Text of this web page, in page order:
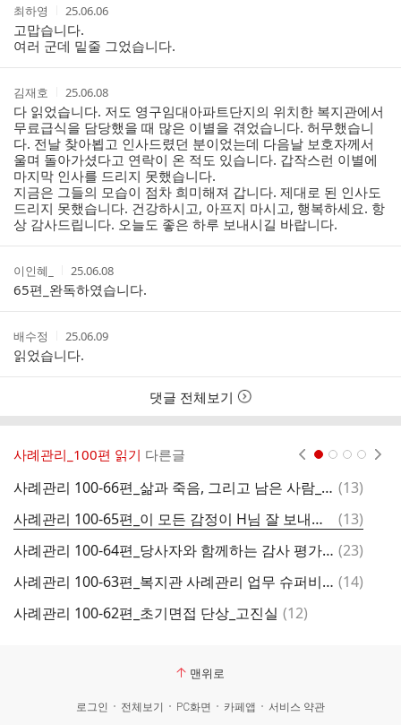
작
성
자
최하영
작
성
시
간
25.06.06
고맙습니다.
여러 군데 밑줄 그었습니다.
작
성
자
김재호
작
성
시
간
25.06.08
다 읽었습니다. 저도 영구임대아파트단지의 위치한 복지관에서
무료급식을 담당했을 때 많은 이별을 겪었습니다. 허무했습니
다. 전날 찾아뵙고 인사드렸던 분이었는데 다음날 보호자께서
울며 돌아가셨다고 연락이 온 적도 있습니다. 갑작스런 이별에
마지막 인사를 드리지 못했습니다.
지금은 그들의 모습이 점차 희미해져 갑니다. 제대로 된 인사도
드리지 못했습니다. 건강하시고, 아프지 마시고, 행복하세요. 항
상 감사드립니다. 오늘도 좋은 하루 보내시길 바랍니다.
작
성
자
이인혜_
작
성
시
간
25.06.08
65편_완독하였습니다.
작
성
자
배수정
작
성
시
간
25.06.09
읽었습니다.
댓글 전체보기
사례관리_100편 읽기 다른글
사례관리 100-66편_삶과 죽음, 그리고 남은 사람_최우림 댓
(13)
사례관리 100-65편_이 모든 감정이 H님 잘 보내드리는 과정이기를 기도합니다_박유진
댓
글
(13)
사례관리 100-64편_당사자와 함께하는 감사 평가회_임장현 댓
(23)
사례관리 100-63편_복지관 사례관리 업무 슈퍼비전 단상_김영습 댓
(14)
사례관리 100-62편_초기면접 단상_고진실 댓
(12)
맨위로
로그인 전체보기 PC화면 카페앱 서비스 약관